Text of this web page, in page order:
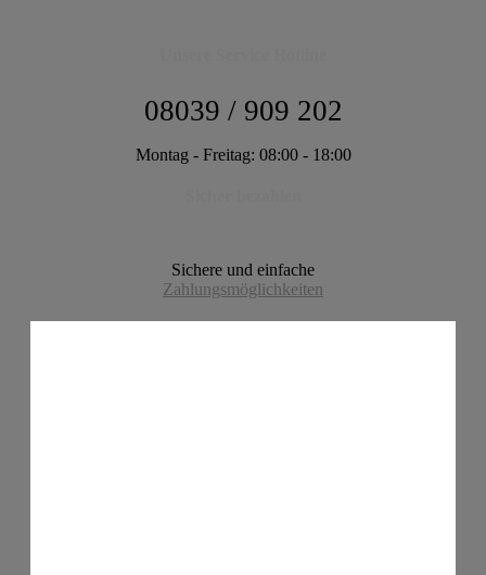
08039 / 909 202
Montag - Freitag: 08:00 - 18:00
Sichere und einfache
Zahlungsmöglichkeiten